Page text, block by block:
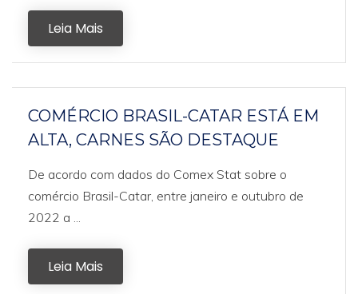
Leia Mais
COMÉRCIO BRASIL-CATAR ESTÁ EM
ALTA, CARNES SÃO DESTAQUE
De acordo com dados do Comex Stat sobre o
comércio Brasil-Catar, entre janeiro e outubro de
2022 a ...
Leia Mais